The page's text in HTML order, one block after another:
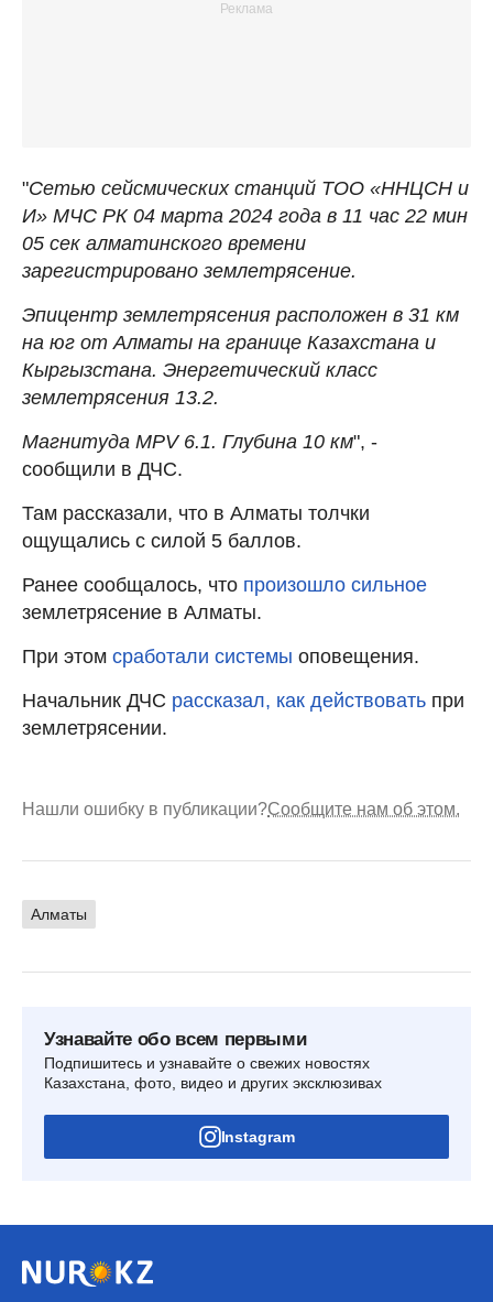
"Сетью сейсмических станций ТОО «ННЦСН и
И» МЧС РК 04 марта 2024 года в 11 час 22 мин
05 сек алматинского времени
зарегистрировано землетрясение.
Эпицентр землетрясения расположен в 31 км
на юг от Алматы на границе Казахстана и
Кыргызстана. Энергетический класс
землетрясения 13.2.
Магнитуда MPV 6.1. Глубина 10 км", -
сообщили в ДЧС.
Там рассказали, что в Алматы толчки
ощущались с силой 5 баллов.
Ранее сообщалось, что произошло сильное
землетрясение в Алматы.
При этом сработали системы оповещения.
Начальник ДЧС рассказал, как действовать при
землетрясении.
Нашли ошибку в публикации?Сообщите нам об этом.
Алматы
Узнавайте обо всем первыми
Подпишитесь и узнавайте о свежих новостях
Казахстана, фото, видео и других эксклюзивах
Instagram